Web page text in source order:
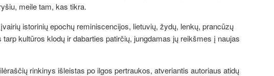
meile tam, kas tikra.
istorinių epochų reminiscencijos, lietuvių, žydų, lenkų, prancūzų
kultūros klodų ir dabarties patirčių, jungdamas jų reikšmes į naujas
rinkinys išleistas po ilgos pertraukos, atveriantis autoriaus atidų